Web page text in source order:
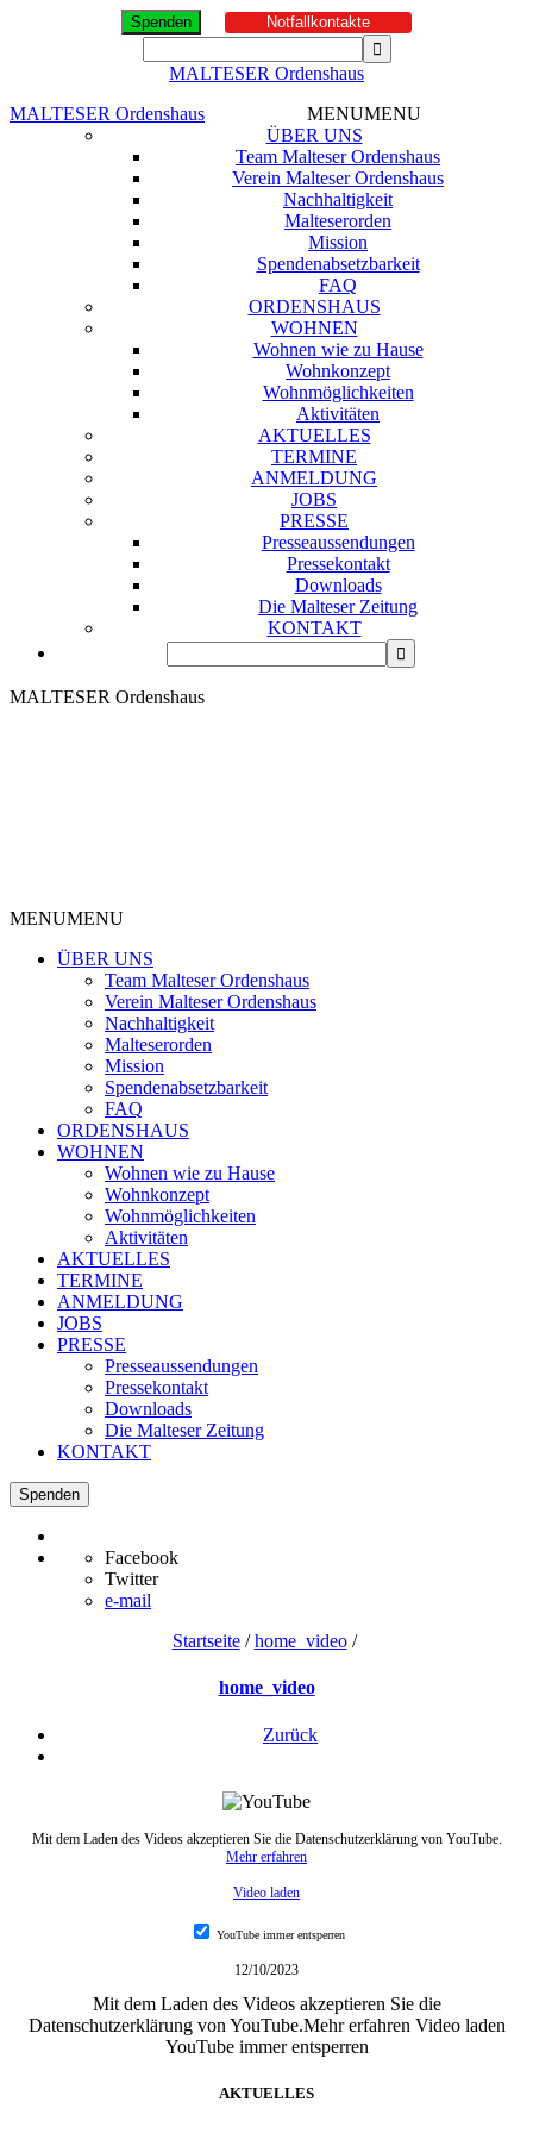
Spenden Notfallkontakte
MALTESER Ordenshaus
MALTESER Ordenshaus
MENUMENU
ÜBER UNS
Team Malteser Ordenshaus
Verein Malteser Ordenshaus
Nachhaltigkeit
Malteserorden
Mission
Spendenabsetzbarkeit
FAQ
ORDENSHAUS
WOHNEN
Wohnen wie zu Hause
Wohnkonzept
Wohnmöglichkeiten
Aktivitäten
AKTUELLES
TERMINE
ANMELDUNG
JOBS
PRESSE
Presseaussendungen
Pressekontakt
Downloads
Die Malteser Zeitung
KONTAKT
MALTESER Ordenshaus
MENUMENU
ÜBER UNS
Team Malteser Ordenshaus
Verein Malteser Ordenshaus
Nachhaltigkeit
Malteserorden
Mission
Spendenabsetzbarkeit
FAQ
ORDENSHAUS
WOHNEN
Wohnen wie zu Hause
Wohnkonzept
Wohnmöglichkeiten
Aktivitäten
AKTUELLES
TERMINE
ANMELDUNG
JOBS
PRESSE
Presseaussendungen
Pressekontakt
Downloads
Die Malteser Zeitung
KONTAKT
Spenden
Facebook
Twitter
e-mail
Startseite/home_video/
home_video
Zurück
Mit dem Laden des Videos akzeptieren Sie die Datenschutzerklärung von YouTube.
Mehr erfahren
Video laden
YouTube immer entsperren
12/10/2023
Mit dem Laden des Videos akzeptieren Sie die
Datenschutzerklärung von YouTube.Mehr erfahren Video laden
YouTube immer entsperren
AKTUELLES